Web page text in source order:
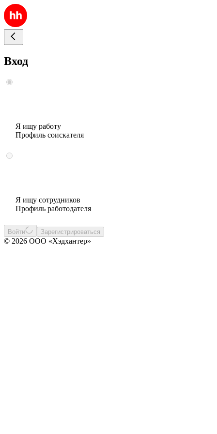
Вход
Я ищу работу
Профиль соискателя
Я ищу сотрудников
Профиль работодателя
Войти Зарегистрироваться
© 2026 ООО «Хэдхантер»